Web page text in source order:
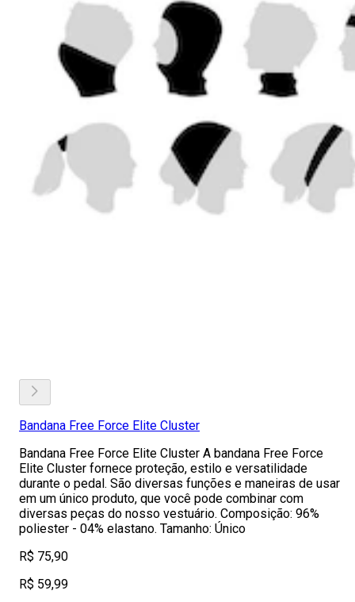
Bandana Free Force Elite Cluster
Bandana Free Force Elite Cluster A bandana Free Force
Elite Cluster fornece proteção, estilo e versatilidade
durante o pedal. São diversas funções e maneiras de usar
em um único produto, que você pode combinar com
diversas peças do nosso vestuário. Composição: 96%
poliester - 04% elastano. Tamanho: Único
R$ 75,90
R$ 59,99